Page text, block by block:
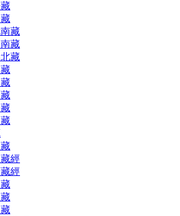
藏
藏
藏
經
經